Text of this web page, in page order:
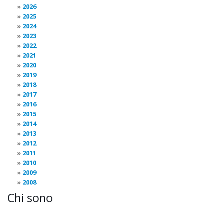
2026
2025
2024
2023
2022
2021
2020
2019
2018
2017
2016
2015
2014
2013
2012
2011
2010
2009
2008
Chi sono